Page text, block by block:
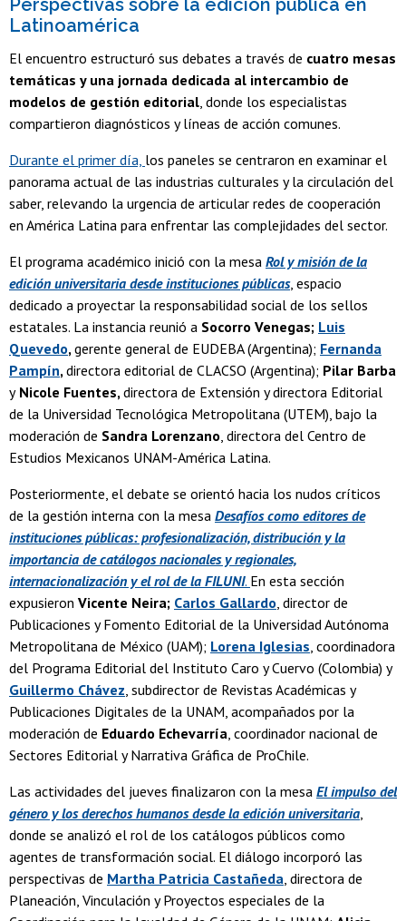
Perspectivas sobre la edición pública en
Latinoamérica
El encuentro estructuró sus debates a través de cuatro mesas
temáticas y una jornada dedicada al intercambio de
modelos de gestión editorial , donde los especialistas
compartieron diagnósticos y líneas de acción comunes.
Durante el primer día, los paneles se centraron en examinar el
panorama actual de las industrias culturales y la circulación del
saber, relevando la urgencia de articular redes de cooperación
en América Latina para enfrentar las complejidades del sector.
El programa académico inició con la mesa Rol y misión de la
edición universitaria desde instituciones públicas, espacio
dedicado a proyectar la responsabilidad social de los sellos
estatales. La instancia reunió a Socorro Venegas; Luis
Quevedo, gerente general de EUDEBA (Argentina); Fernanda
Pampín, directora editorial de CLACSO (Argentina); Pilar Barba
yNicole Fuentes, directora de Extensión y directora Editorial
de la Universidad Tecnológica Metropolitana (UTEM), bajo la
moderación de Sandra Lorenzano , directora del Centro de
Estudios Mexicanos UNAM-América Latina.
Posteriormente, el debate se orientó hacia los nudos críticos
de la gestión interna con la mesa Desafíos como editores de
instituciones públicas: profesionalización, distribución y la
importancia de catálogos nacionales y regionales,
internacionalización y el rol de la FILUNI. En esta sección
expusieron Vicente Neira; Carlos Gallardo , director de
Publicaciones y Fomento Editorial de la Universidad Autónoma
Metropolitana de México (UAM); Lorena Iglesias , coordinadora
del Programa Editorial del Instituto Caro y Cuervo (Colombia) y
Guillermo Chávez , subdirector de Revistas Académicas y
Publicaciones Digitales de la UNAM, acompañados por la
moderación de Eduardo Echevarría , coordinador nacional de
Sectores Editorial y Narrativa Gráfica de ProChile.
Las actividades del jueves finalizaron con la mesa El impulso del
género y los derechos humanos desde la edición universitaria
donde se analizó el rol de los catálogos públicos como
agentes de transformación social. El diálogo incorporó las
perspectivas de Martha Patricia Castañeda , directora de
Planeación, Vinculación y Proyectos especiales de la